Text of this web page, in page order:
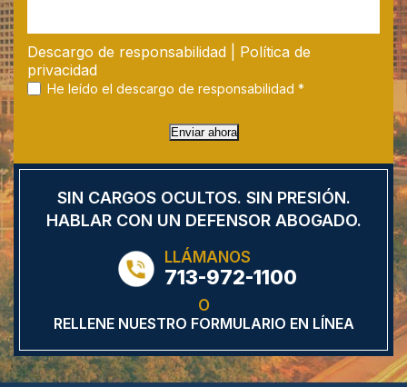
Descargo de responsabilidad
Política de
privacidad
He leído el descargo de responsabilidad *
Enviar ahora
SIN CARGOS OCULTOS. SIN PRESIÓN.
HABLAR CON UN DEFENSORABOGADO.
LLÁMANOS
713-972-1100
O
RELLENE NUESTRO FORMULARIO EN LÍNEA